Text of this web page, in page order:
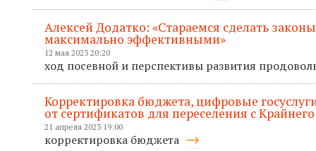
Алексей Додатко: «Стараемся сделать
максимально эффективными»
12 мая 2023 20:20
ход посевной и перспективы развития
Корректировка бюджета, цифровые
от сертификатов для переселения с
21 апреля 2023 19:00
корректировка бюджета